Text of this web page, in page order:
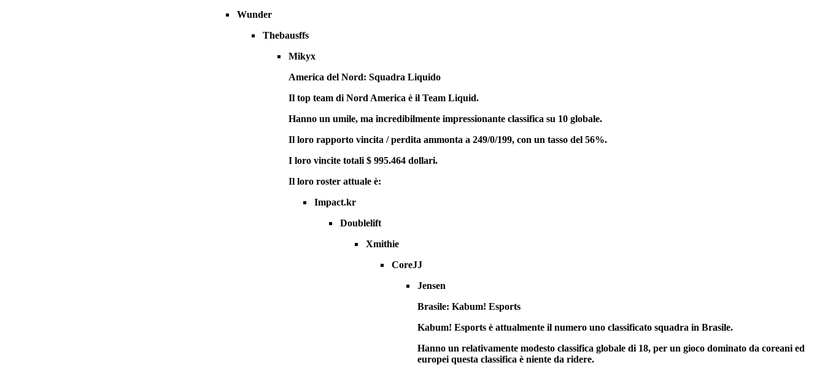
Wunder
Thebausffs
Mikyx
America del Nord: Squadra Liquido
Il top team di Nord America è il Team Liquid.
Hanno un umile, ma incredibilmente impressionante classifica su 10 globale.
Il loro rapporto vincita / perdita ammonta a 249/0/199, con un tasso del 56%.
I loro vincite totali $ 995.464 dollari.
Il loro roster attuale è:
Impact.kr
Doublelift
Xmithie
CoreJJ
Jensen
Brasile: Kabum! Esports
Kabum! Esports è attualmente il numero uno classificato squadra in Brasile.
Hanno un relativamente modesto classifica globale di 18, per un gioco dominato da coreani ed
europei questa classifica è niente da ridere.